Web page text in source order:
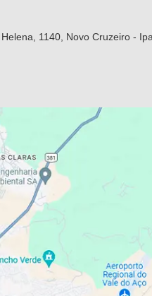
1140, Novo Cruzeiro -